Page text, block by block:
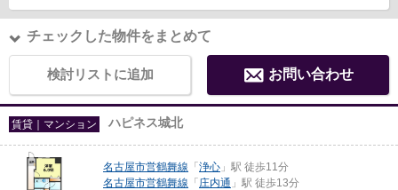
チェックした物件をまとめて
検討リストに追加 お問い合わせ
賃貸｜マンション ハピネス城北
名古屋市営鶴舞線 「 浄心 」駅 徒歩11分
名古屋市営鶴舞線 「 庄内通 」駅 徒歩13分